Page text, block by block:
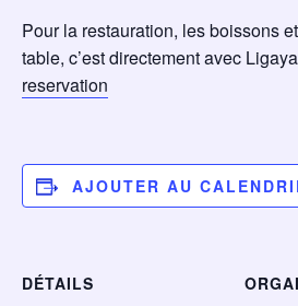
Pour la restauration, les boissons
table, c’est directement avec
reservation
AJOUTER AU
DÉTAILS